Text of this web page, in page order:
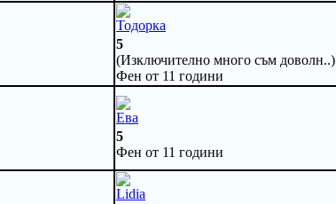
Тодорка
5
(Изключително много съм доволн..)
Фен от 11 години
Ева
5
Фен от 11 години
Lidia